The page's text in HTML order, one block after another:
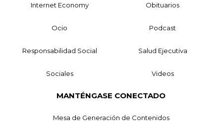
Internet Economy Obituarios
Ocio Podcast
Responsabilidad Social Salud Ejecutiva
Sociales Videos
MANTÉNGASE CONECTADO
Mesa de Generación de Contenidos